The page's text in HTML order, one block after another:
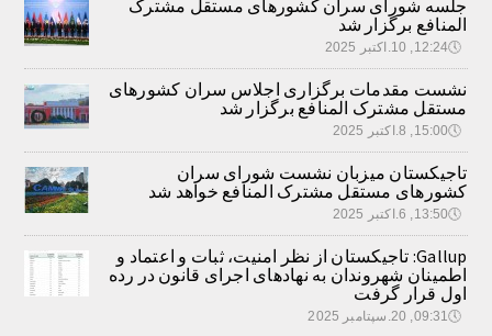
جلسه شورای سران کشورهای مستقل مشترک
المنافع برگزار شد
🕔12:24, 10.اکتبر 2025
نشست مقدمات برگزاری اجلاس سران کشورهای
مستقل مشترک المنافع برگزار شد
🕔15:00, 8.اکتبر 2025
تاجیکستان میزبان نشست شورای سران
کشورهای مستقل مشترک المنافع خواهد شد
🕔13:50, 6.اکتبر 2025
Gallup: تاجیکستان از نظر امنیت، ثبات و اعتماد و
اطمینان شهروندان به نهادهای اجرای قانون در رده
اول قرار گرفت
🕔09:31, 20.سپتامبر 2025